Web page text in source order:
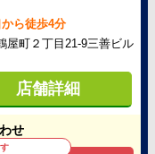
ら徒歩4分
屋町２丁目21-9三善ビル
店舗詳細
せ